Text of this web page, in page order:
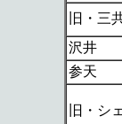
旧・三
沢井
参天
旧・シ